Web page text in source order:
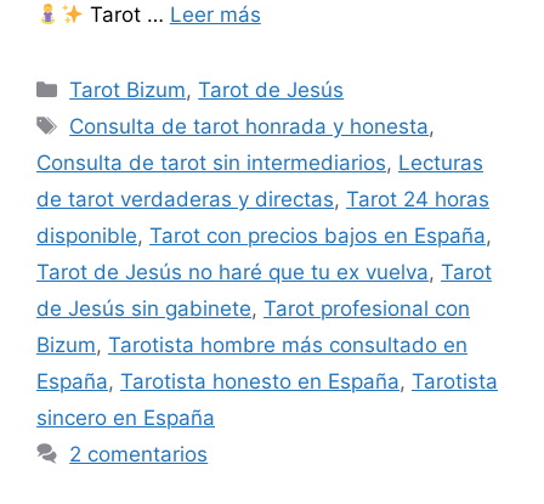
Tarot … Leer más
Categorías
Tarot Bizum,Tarot de Jesús
Etiquetas
Consulta de tarot honrada y honesta,
Consulta de tarot sin intermediarios, Lecturas
de tarot verdaderas y directas, Tarot 24 horas
disponible, Tarot con precios bajos en España,
Tarot de Jesús no haré que tu ex vuelva, Tarot
de Jesús sin gabinete, Tarot profesional con
Bizum, Tarotista hombre más consultado en
España, Tarotista honesto en España, Tarotista
sincero en España
2 comentarios